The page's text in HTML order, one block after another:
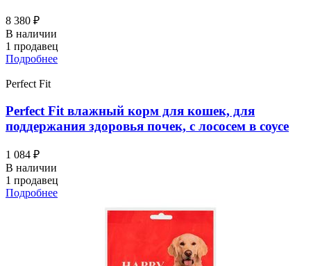
8 380 ₽
В наличии
1 продавец
Подробнее
Perfect Fit
Perfect Fit влажный корм для кошек, для
поддержания здоровья почек, с лососем в соусе
1 084 ₽
В наличии
1 продавец
Подробнее